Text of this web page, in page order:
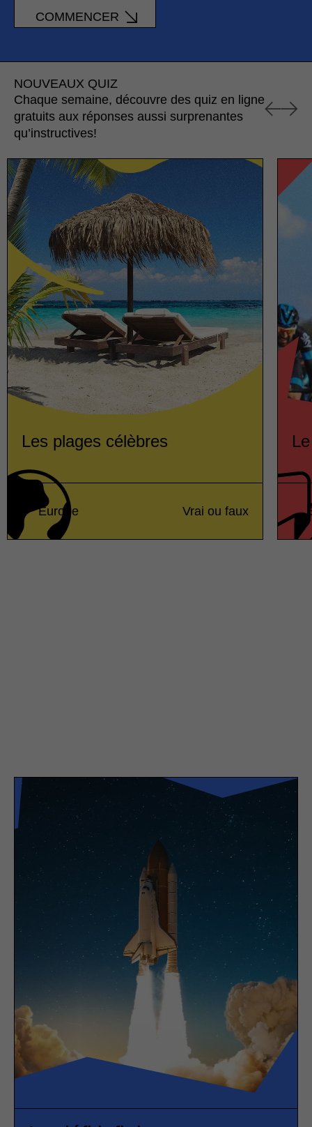
COMMENCER
NOUVEAUX QUIZ
Chaque semaine, découvre des quiz en ligne
gratuits aux réponses aussi surprenantes
qu’instructives!
Les plages célèbres
Europe Vrai ou faux